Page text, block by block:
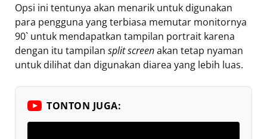
Opsi ini tentunya akan menarik untuk digunakan
para pengguna yang terbiasa memutar monitornya
90` untuk mendapatkan tampilan portrait karena
dengan itu tampilan split screenakan tetap nyaman
untuk dilihat dan digunakan diarea yang lebih luas.
TONTON JUGA: